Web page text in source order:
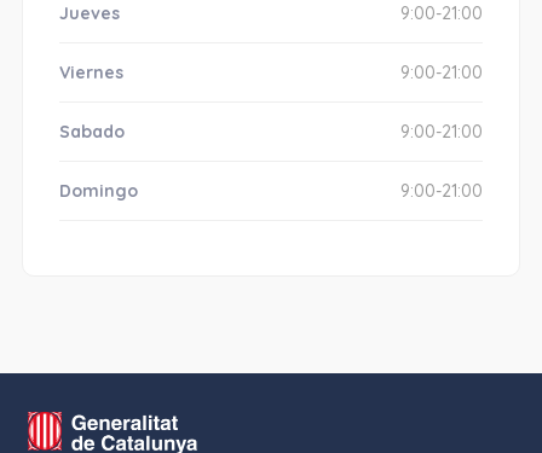
Jueves 9:00-21:00
Viernes 9:00-21:00
Sabado 9:00-21:00
Domingo 9:00-21:00